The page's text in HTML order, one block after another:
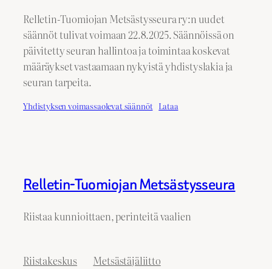
Relletin-Tuomiojan Metsästysseura ry:n uudet
säännöt tulivat voimaan 22.8.2025. Säännöissä on
päivitetty seuran hallintoa ja toimintaa koskevat
määräykset vastaamaan nykyistä yhdistyslakia ja
seuran tarpeita.
Yhdistyksen voimassaolevat säännöt Lataa
Relletin-Tuomiojan Metsästysseura
Riistaa kunnioittaen, perinteitä vaalien
Riistakeskus
Metsästäjäliitto